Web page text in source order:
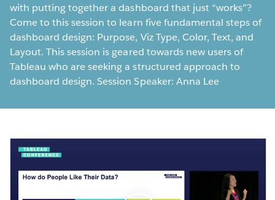
with putting together a dashboard that just “works”?
Come to this session to learn five fundamental steps of
dashboard design: Purpose, Viz Type, Color, Text, and
Layout. This session is geared towards new users of
Tableau who are seeking a structured approach to
dashboard design. Session Speaker: Anna Lee